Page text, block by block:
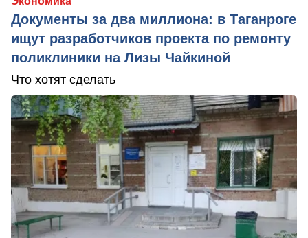
Документы за два миллиона: в Таганроге
ищут разработчиков проекта по ремонту
поликлиники на Лизы Чайкиной
Что хотят сделать